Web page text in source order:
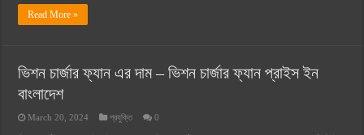
Read More »
ভিশন চার্জার ফ্যান এর দাম – ভিশন চার্জার ফ্যান প্রাইস ইন
বাংলাদেশ
March 20, 2024 প্রযুক্তি 0